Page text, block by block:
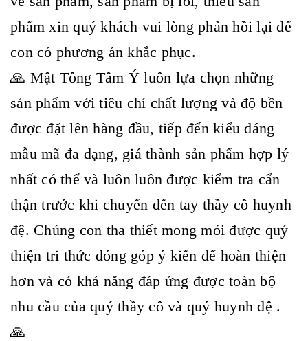
phẩm xin quý khách vui lòng phản hồi lại để
con có phương án khắc phục.
🙏 Mật Tông Tâm Ý luôn lựa chọn những
sản phẩm với tiêu chí chất lượng và độ bền
được đặt lên hàng đầu, tiếp đến kiểu dáng
mẫu mã đa dạng, giá thành sản phẩm hợp lý
nhất có thể và luôn luôn được kiểm tra cẩn
thận trước khi chuyển đến tay thầy cô huynh
đệ. Chúng con tha thiết mong mỏi được quý
thiện tri thức đóng góp ý kiến để hoàn thiện
hơn và có khả năng đáp ứng được toàn bộ
nhu cầu của quý thầy cô và quý huynh đệ .
🙏